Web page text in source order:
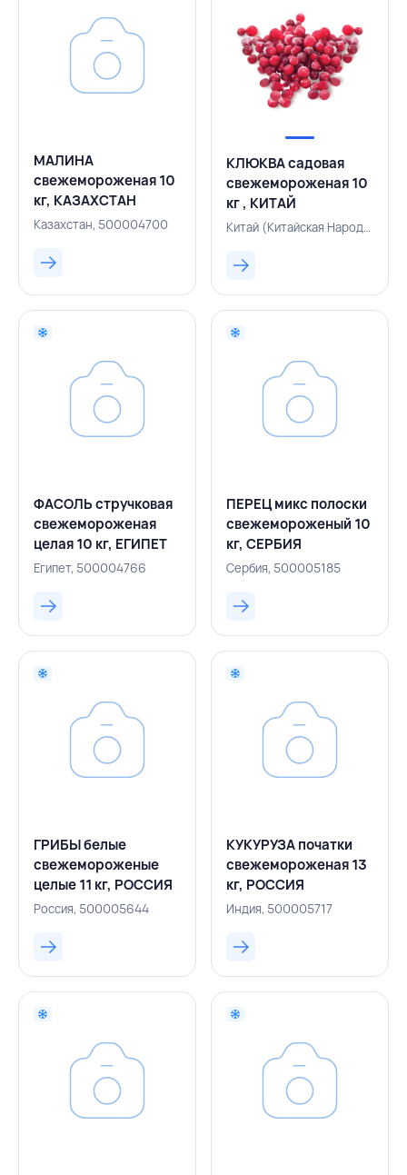
МАЛИНА
свежемороженая 10
кг, КАЗАХСТАН
Казахстан, 500004700
КЛЮКВА садовая
свежемороженая 10
кг , КИТАЙ
Китай (Китайская Народная Республика), 143000983
ФАСОЛЬ стручковая
свежемороженая
целая 10 кг, ЕГИПЕТ
Египет, 500004766
ПЕРЕЦ микс полоски
свежемороженый 10
кг, СЕРБИЯ
Сербия, 500005185
ГРИБЫ белые
свежемороженые
целые 11 кг, РОССИЯ
Россия, 500005644
КУКУРУЗА початки
свежемороженая 13
кг, РОССИЯ
Индия, 500005717